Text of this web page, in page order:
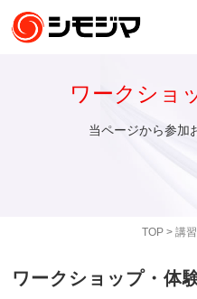
TOP> 講
ワークショ
当ページから参加
ワークショップ・体